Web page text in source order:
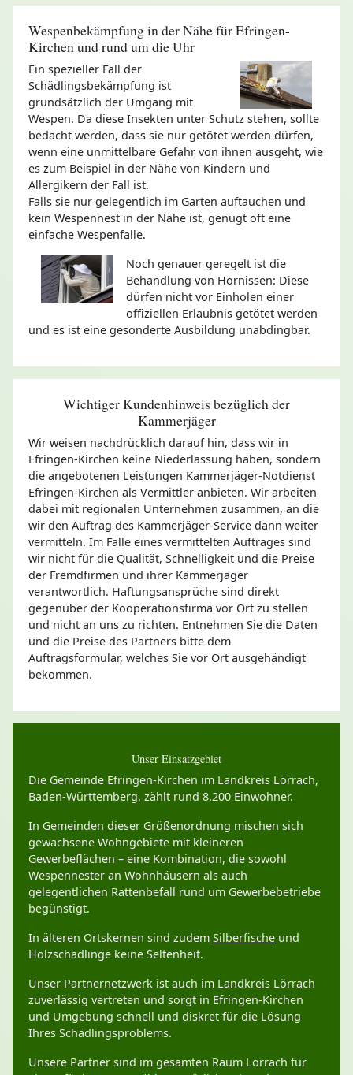
Wespenbekämpfung in der Nähe für Efringen-
Kirchen und rund um die Uhr
Ein spezieller Fall der
Schädlingsbekämpfung ist
grundsätzlich der Umgang mit
Wespen. Da diese Insekten unter Schutz stehen, sollte
bedacht werden, dass sie nur getötet werden dürfen,
wenn eine unmittelbare Gefahr von ihnen ausgeht, wie
es zum Beispiel in der Nähe von Kindern und
Allergikern der Fall ist.
Falls sie nur gelegentlich im Garten auftauchen und
kein Wespennest in der Nähe ist, genügt oft eine
einfache Wespenfalle.
Noch genauer geregelt ist die
Behandlung von Hornissen: Diese
dürfen nicht vor Einholen einer
offiziellen Erlaubnis getötet werden
und es ist eine gesonderte Ausbildung unabdingbar.
Wichtiger Kundenhinweis bezüglich der
Kammerjäger
Wir weisen nachdrücklich darauf hin, dass wir in
Efringen-Kirchen keine Niederlassung haben, sondern
die angebotenen Leistungen Kammerjäger-Notdienst
Efringen-Kirchen als Vermittler anbieten. Wir arbeiten
dabei mit regionalen Unternehmen zusammen, an die
wir den Auftrag des Kammerjäger-Service dann weiter
vermitteln. Im Falle eines vermittelten Auftrages sind
wir nicht für die Qualität, Schnelligkeit und die Preise
der Fremdfirmen und ihrer Kammerjäger
verantwortlich. Haftungsansprüche sind direkt
gegenüber der Kooperationsfirma vor Ort zu stellen
und nicht an uns zu richten. Entnehmen Sie die Daten
und die Preise des Partners bitte dem
Auftragsformular, welches Sie vor Ort ausgehändigt
bekommen.
Unser Einsatzgebiet
Die Gemeinde Efringen-Kirchen im Landkreis Lörrach,
Baden-Württemberg, zählt rund 8.200 Einwohner.
In Gemeinden dieser Größenordnung mischen sich
gewachsene Wohngebiete mit kleineren
Gewerbeflächen – eine Kombination, die sowohl
Wespennester an Wohnhäusern als auch
gelegentlichen Rattenbefall rund um Gewerbebetriebe
begünstigt.
In älteren Ortskernen sind zudem Silberfische und
Holzschädlinge keine Seltenheit.
Unser Partnernetzwerk ist auch im Landkreis Lörrach
zuverlässig vertreten und sorgt in Efringen-Kirchen
und Umgebung schnell und diskret für die Lösung
Ihres Schädlingsproblems.
Unsere Partner sind im gesamten Raum Lörrach für